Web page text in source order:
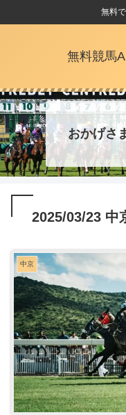
無料
無料競馬
おかげさ
2025/03/23 中
中京